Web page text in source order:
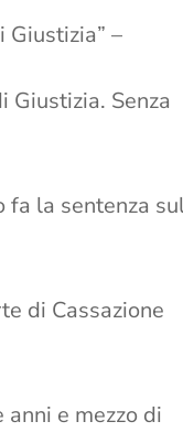
Giustizia” –
Giustizia. Senza
fa la sentenza
di Cassazione
e mezzo di